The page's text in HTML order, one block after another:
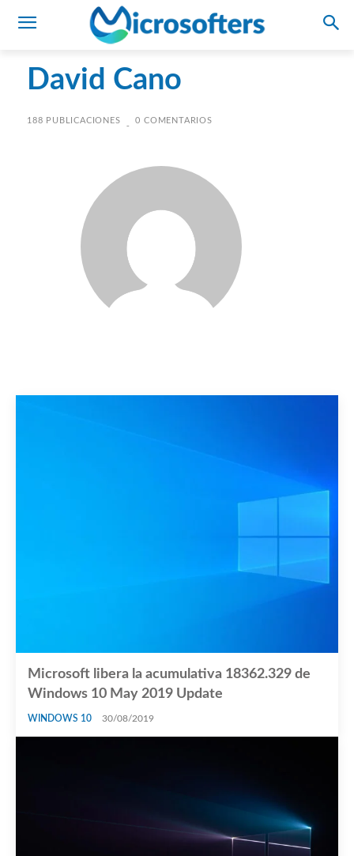
David Cano
188 PUBLICACIONES - 0 COMENTARIOS
Microsoft libera la acumulativa 18362.329 de
Windows 10 May 2019 Update
WINDOWS 10 30/08/2019